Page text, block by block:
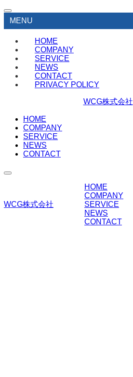
MENU
HOME
COMPANY
SERVICE
NEWS
CONTACT
PRIVACY POLICY
WCG株式会社
HOME
COMPANY
SERVICE
NEWS
CONTACT
WCG株式会社
HOME
COMPANY
SERVICE
NEWS
CONTACT